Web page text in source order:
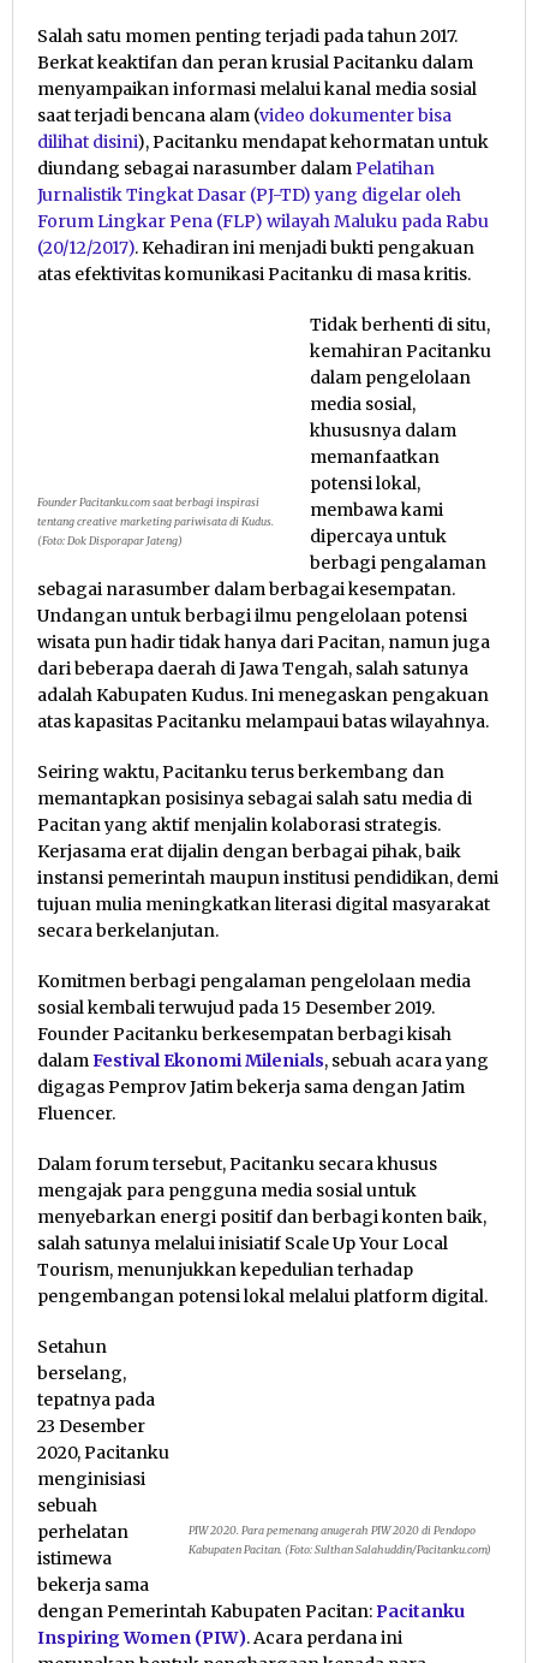
Salah satu momen penting terjadi pada tahun 2017.
Berkat keaktifan dan peran krusial Pacitanku dalam
menyampaikan informasi melalui kanal media sosial
saat terjadi bencana alam (video dokumenter bisa
dilihat disini), Pacitanku mendapat kehormatan untuk
diundang sebagai narasumber dalamPelatihan
Jurnalistik Tingkat Dasar (PJ-TD) yang digelar oleh
Forum Lingkar Pena (FLP) wilayah Maluku pada Rabu
(20/12/2017). Kehadiran ini menjadi bukti pengakuan
atas efektivitas komunikasi Pacitanku di masa kritis.
Founder Pacitanku.com saat berbagi inspirasi
tentang creative marketing pariwisata di Kudus.
(Foto: Dok Disporapar Jateng)
Tidak berhenti di situ,
kemahiran Pacitanku
dalam pengelolaan
media sosial,
khususnya dalam
memanfaatkan
potensi lokal,
membawa kami
dipercaya untuk
berbagi pengalaman
sebagai narasumber dalam berbagai kesempatan.
Undangan untuk berbagi ilmu pengelolaan potensi
wisata pun hadir tidak hanya dari Pacitan, namun juga
dari beberapa daerah di Jawa Tengah, salah satunya
adalah Kabupaten Kudus. Ini menegaskan pengakuan
atas kapasitas Pacitanku melampaui batas wilayahnya.
Seiring waktu, Pacitanku terus berkembang dan
memantapkan posisinya sebagai salah satu media di
Pacitan yang aktif menjalin kolaborasi strategis.
Kerjasama erat dijalin dengan berbagai pihak, baik
instansi pemerintah maupun institusi pendidikan, demi
tujuan mulia meningkatkan literasi digital masyarakat
secara berkelanjutan.
Komitmen berbagi pengalaman pengelolaan media
sosial kembali terwujud pada 15 Desember 2019.
Founder Pacitanku berkesempatan berbagi kisah
dalamFestival Ekonomi Milenials, sebuah acara yang
digagas Pemprov Jatim bekerja sama dengan Jatim
Fluencer.
Dalam forum tersebut, Pacitanku secara khusus
mengajak para pengguna media sosial untuk
menyebarkan energi positif dan berbagi konten baik,
salah satunya melalui inisiatif Scale Up Your Local
Tourism, menunjukkan kepedulian terhadap
pengembangan potensi lokal melalui platform digital.
PIW 2020. Para pemenang anugerah PIW 2020 di Pendopo
Kabupaten Pacitan. (Foto: Sulthan Salahuddin/Pacitanku.com)
Setahun
berselang,
tepatnya pada
23 Desember
2020, Pacitanku
menginisiasi
sebuah
perhelatan
istimewa
bekerja sama
dengan Pemerintah Kabupaten Pacitan: Pacitanku
Inspiring Women (PIW). Acara perdana ini